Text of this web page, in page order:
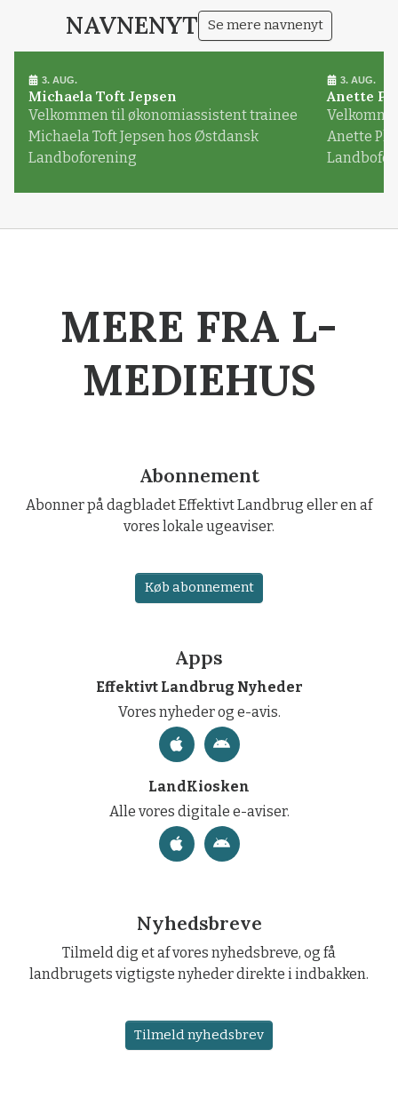
NAVNENYT Se mere navnenyt
3. AUG.
Michaela Toft Jepsen
Velkommen til økonomiassistent trainee
Michaela Toft Jepsen hos Østdansk
Landboforening
3. AUG.
Anette
Anette
MERE FRA L-
MEDIEHUS
Abonnement
Abonner på dagbladet Effektivt Landbrug eller en af
vores lokale ugeaviser.
Køb abonnement
Apps
Effektivt Landbrug Nyheder
Vores nyheder og e-avis.
LandKiosken
Alle vores digitale e-aviser.
Nyhedsbreve
Tilmeld dig et af vores nyhedsbreve, og få
landbrugets vigtigste nyheder direkte i indbakken.
Tilmeld nyhedsbrev